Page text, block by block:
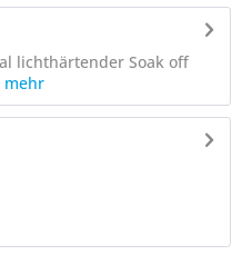
lichthärtender Soak off
mehr